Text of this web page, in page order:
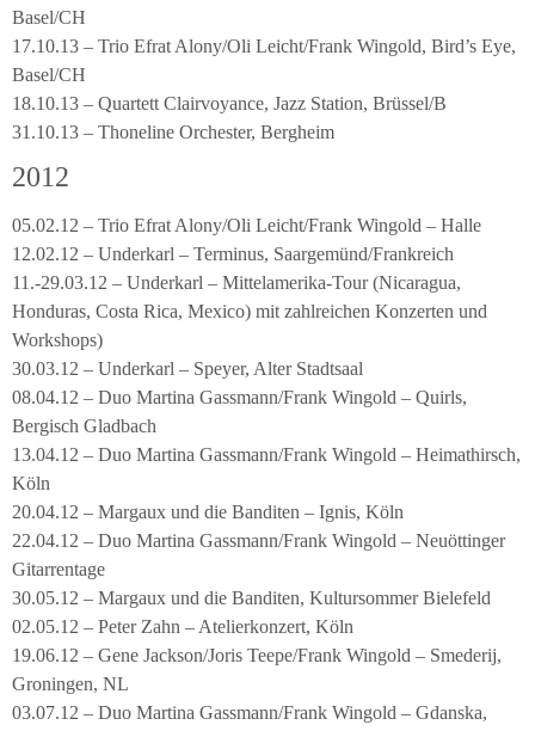
Basel/CH
17.10.13 – Trio Efrat Alony/Oli Leicht/Frank Wingold, Bird’s Eye,
Basel/CH
18.10.13 – Quartett Clairvoyance, Jazz Station, Brüssel/B
31.10.13 – Thoneline Orchester, Bergheim
2012
05.02.12 – Trio Efrat Alony/Oli Leicht/Frank Wingold – Halle
12.02.12 – Underkarl – Terminus, Saargemünd/Frankreich
11.-29.03.12 – Underkarl – Mittelamerika-Tour (Nicaragua,
Honduras, Costa Rica, Mexico) mit zahlreichen Konzerten und
Workshops)
30.03.12 – Underkarl – Speyer, Alter Stadtsaal
08.04.12 – Duo Martina Gassmann/Frank Wingold – Quirls,
Bergisch Gladbach
13.04.12 – Duo Martina Gassmann/Frank Wingold – Heimathirsch,
Köln
20.04.12 – Margaux und die Banditen – Ignis, Köln
22.04.12 – Duo Martina Gassmann/Frank Wingold – Neuöttinger
Gitarrentage
30.05.12 – Margaux und die Banditen, Kultursommer Bielefeld
02.05.12 – Peter Zahn – Atelierkonzert, Köln
19.06.12 – Gene Jackson/Joris Teepe/Frank Wingold – Smederij,
Groningen, NL
03.07.12 – Duo Martina Gassmann/Frank Wingold – Gdanska,